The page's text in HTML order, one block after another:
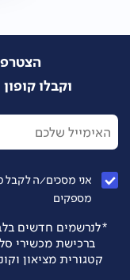
וקבלו קופון 50 ₪ הנחה לרכישה* באתר!
אני מסכים/ה לקבל
מספקים
קטגורית מציאון